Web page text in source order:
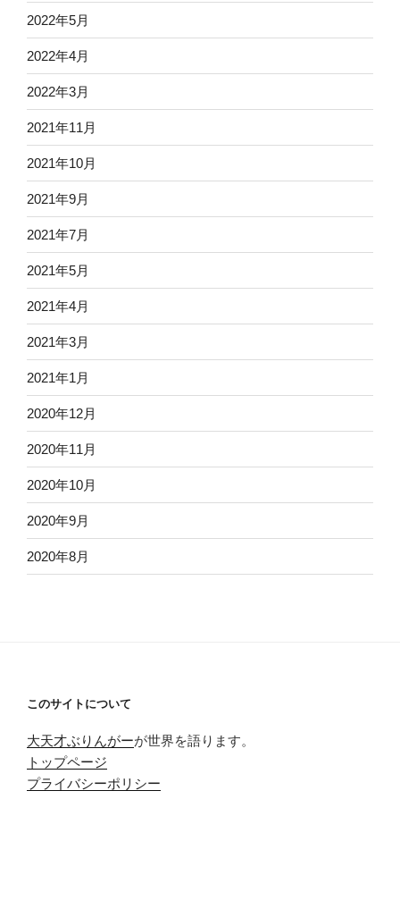
2022年5月
2022年4月
2022年3月
2021年11月
2021年10月
2021年9月
2021年7月
2021年5月
2021年4月
2021年3月
2021年1月
2020年12月
2020年11月
2020年10月
2020年9月
2020年8月
このサイトについて
大天才ぶりんがーが世界を語ります。
トップページ
プライバシーポリシー